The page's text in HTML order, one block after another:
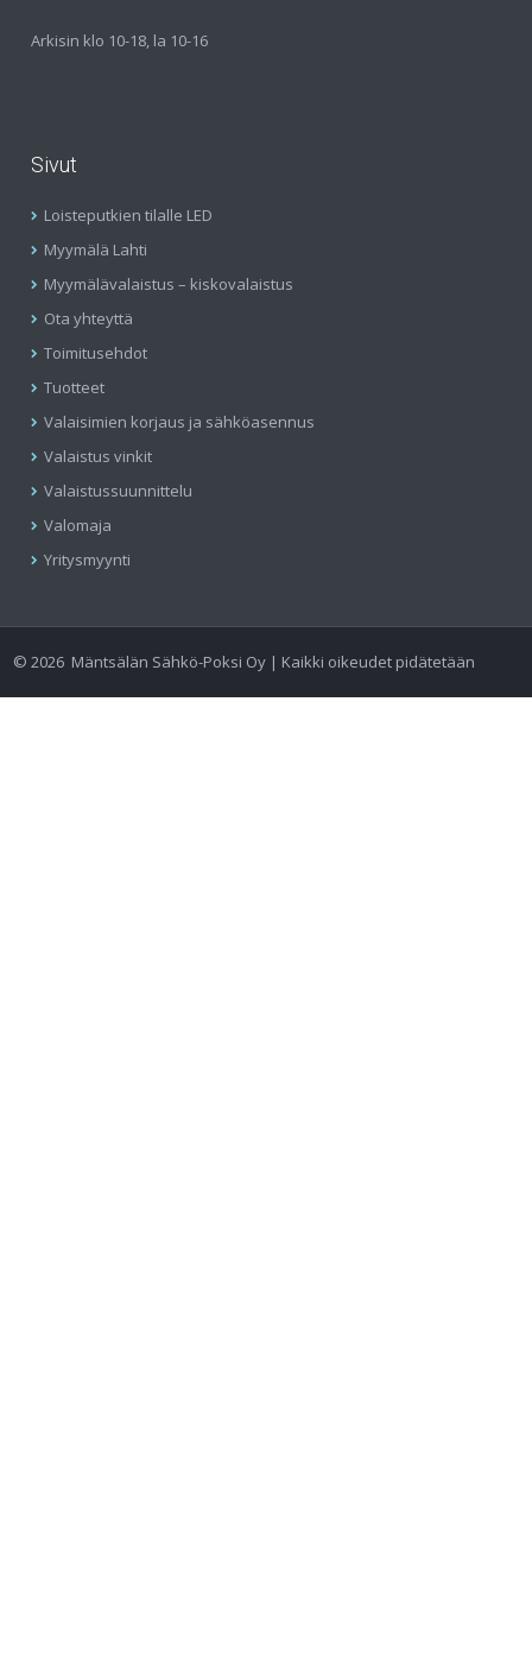
Arkisin klo 10-18, la 10-16
Sivut
Loisteputkien tilalle LED
Myymälä Lahti
Myymälävalaistus – kiskovalaistus
Ota yhteyttä
Toimitusehdot
Tuotteet
Valaisimien korjaus ja sähköasennus
Valaistus vinkit
Valaistussuunnittelu
Valomaja
Yritysmyynti
©2026 Mäntsälän Sähkö-Poksi Oy | Kaikki oikeudet pidätetään